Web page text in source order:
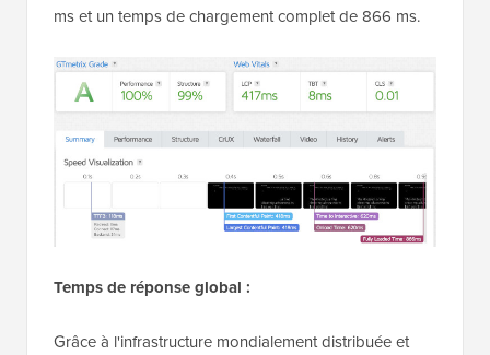
ms et un temps de chargement complet de 866 ms.
Temps de réponse global :
Grâce à l'infrastructure mondialement distribuée et